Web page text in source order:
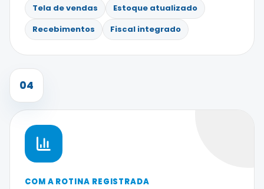
Tela de vendas
Estoque atualizado
Recebimentos
Fiscal integrado
04
COM A ROTINA REGISTRADA